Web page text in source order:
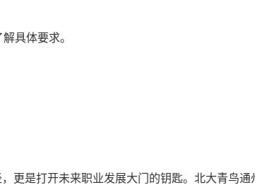
具体要求。
更是打开未来职业发展大门的钥匙。北大青鸟